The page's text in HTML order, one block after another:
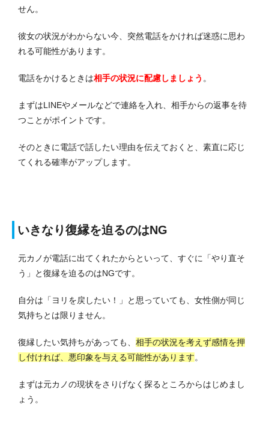
せん。
彼女の状況がわからない今、突然電話をかければ迷惑に思わ
れる可能性があります。
電話をかけるときは相手の状況に配慮しましょう 。
まずはLINEやメールなどで連絡を入れ、相手からの返事を待
つことがポイントです。
そのときに電話で話したい理由を伝えておくと、素直に応じ
てくれる確率がアップします。
いきなり復縁を迫るのはNG
元カノが電話に出てくれたからといって、すぐに「やり直そ
う」と復縁を迫るのはNGです。
自分は「ヨリを戻したい！」と思っていても、女性側が同じ
気持ちとは限りません。
復縁したい気持ちがあっても、 相手の状況を考えず感情を押
し付ければ、悪印象を与える可能性があります。
まずは元カノの現状をさりげなく探るところからはじめまし
ょう。